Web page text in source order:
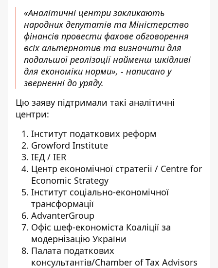
«Аналітичні центри закликають
народних депутатів та Міністерство
фінансів провести фахове обговорення
всіх альтернатив та визначити для
подальшої реалізації найменш шкідливі
для економіки норми», - написано у
зверненні до уряду.
Цю заяву підтримали такі аналітичні
центри:
Інститут податкових реформ
Growford Institute
ІЕД / IER
Центр економічної стратегії / Centre for
Economic Strategy
Інститут соціально-економічної
трансформації
AdvanterGroup
Офіс шеф-економіста Коаліції за
модернізацію України
Палата податкових
консультантів/Chamber of Tax Advisors